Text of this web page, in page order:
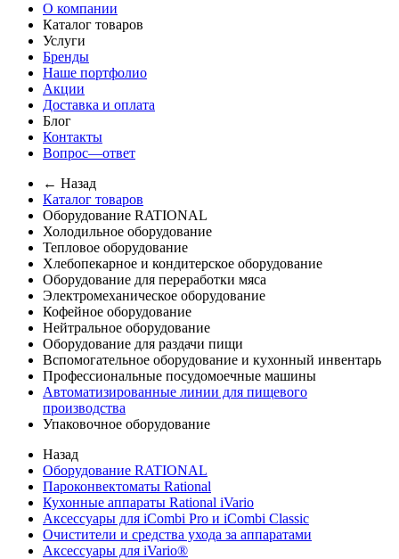
О компании
Каталог товаров
Услуги
Бренды
Наше портфолио
Акции
Доставка и оплата
Блог
Контакты
Вопрос—ответ
← Назад
Каталог товаров
Оборудование RATIONAL
Холодильное оборудование
Тепловое оборудование
Хлебопекарное и кондитерское оборудование
Оборудование для переработки мяса
Электромеханическое оборудование
Кофейное оборудование
Нейтральное оборудование
Оборудование для раздачи пищи
Вспомогательное оборудование и кухонный инвентарь
Профессиональные посудомоечные машины
Автоматизированные линии для пищевого
производства
Упаковочное оборудование
Назад
Оборудование RATIONAL
Пароконвектоматы Rational
Кухонные аппараты Rational iVario
Аксессуары для iCombi Pro и iCombi Classic
Очистители и средства ухода за аппаратами
Аксессуары для iVario®